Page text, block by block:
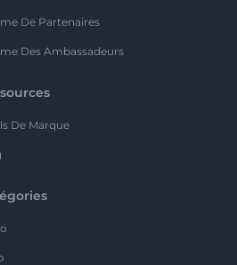
De Partenaires
Des Ambassadeurs
De Marque